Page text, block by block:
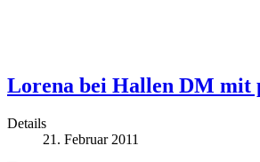
Lorena bei Hallen DM mit
Details
21. Februar 2011